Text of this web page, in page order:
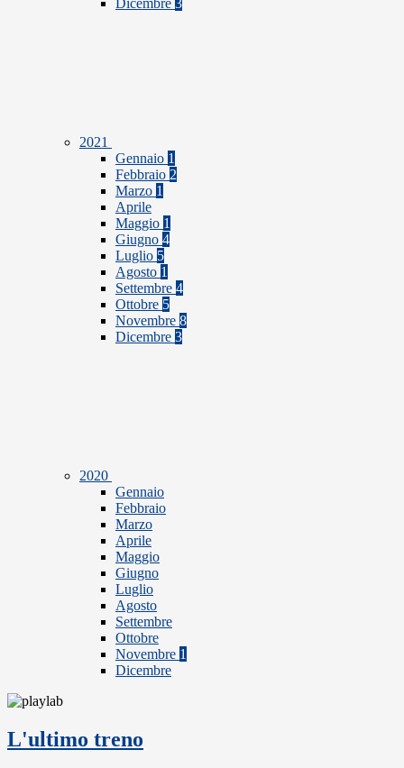
Dicembre 3
2021
Gennaio 1
Febbraio 2
Marzo 1
Aprile
Maggio 1
Giugno 4
Luglio 5
Agosto 1
Settembre 4
Ottobre 5
Novembre 8
Dicembre 3
2020
Gennaio
Febbraio
Marzo
Aprile
Maggio
Giugno
Luglio
Agosto
Settembre
Ottobre
Novembre 1
Dicembre
L'ultimo treno